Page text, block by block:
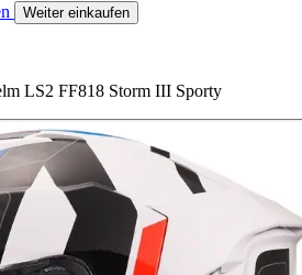
Weiter einkaufen
LS2 FF818 Storm III Sporty